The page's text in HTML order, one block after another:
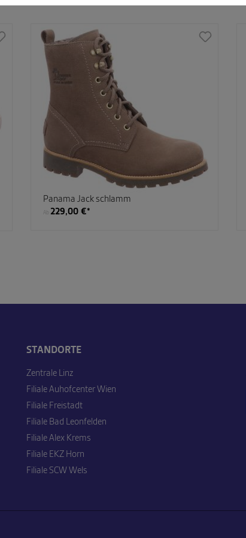
Panama Jack schlamm
Ab 229,00 €*
STANDORTE
Zentrale Linz
Filiale Auhofcenter Wien
Filiale Freistadt
Filiale Bad Leonfelden
Filiale Alex Krems
Filiale EKZ Horn
Filiale SCW Wels